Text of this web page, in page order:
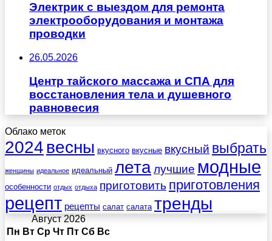
Электрик с выездом для ремонта
электрооборудования и монтажа
проводки
26.05.2026
Центр тайского массажа и СПА для
восстановления тела и душевного
равновесия
Облако меток
2024 весны вкусного вкусные вкусный выбрать
женщины идеальное идеальный леталучшие модные
особенности отдых отдыха приготовить приготовления
рецепт рецепты салат салата тренды
Август 2026
Пн Вт Ср Чт Пт Сб Вс